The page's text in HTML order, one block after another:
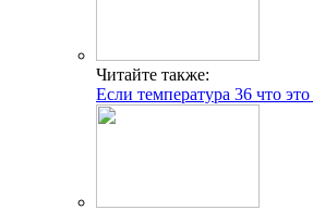
Читайте также:
Если температура 36 что это